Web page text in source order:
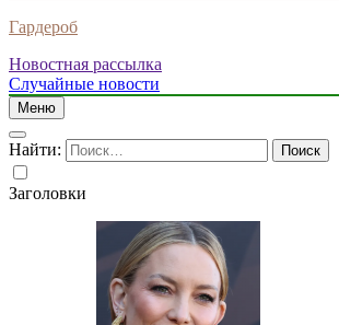
Гардероб
Новостная рассылка
Случайные новости
Меню
Найти:
Заголовки